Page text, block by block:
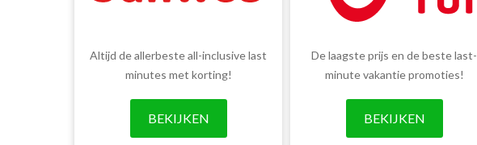
Altijd de allerbeste all-inclusive last
minutes met korting!
BEKIJKEN
De laagste prijs en de beste last-
minute vakantie promoties!
BEKIJKEN